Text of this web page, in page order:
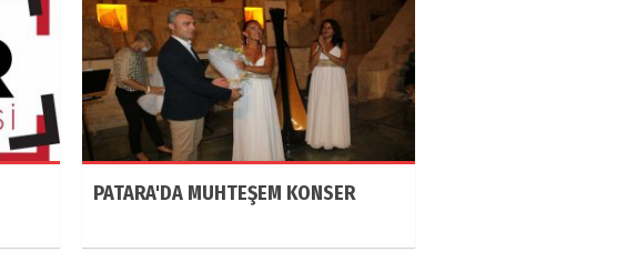
PATARA'DA MUHTEŞEM KONSER